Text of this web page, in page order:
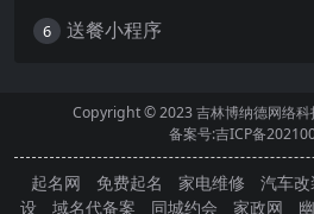
6 送餐小程序
Copyright © 2023吉林博纳德网络科
备案号:吉ICP备
起名网 免费起名 家电维修 汽车改
设
域名代备案 同城约会 家政网